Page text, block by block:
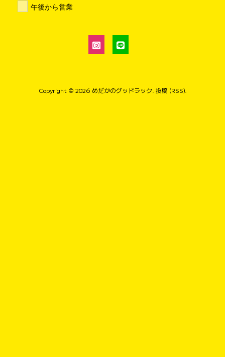
午後から営業
Copyright © 2026 めだかのグッドラック 投稿 (RSS).